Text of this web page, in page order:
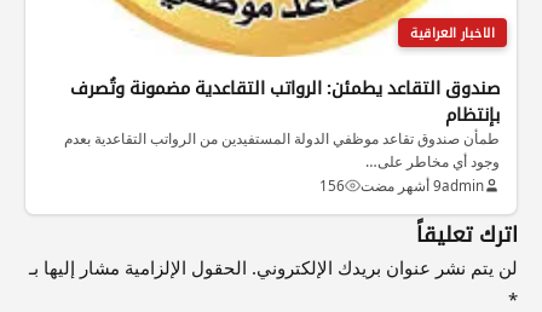
الاخبار العراقية
صندوق التقاعد يطمئن: الرواتب التقاعدية مضمونة وتُصرف
بإنتظام
طمأن صندوق تقاعد موظفي الدولة المستفيدين من الرواتب التقاعدية بعدم
وجود أي مخاطر على…
admin9 أشهر مضت 156
اترك تعليقاً
لن يتم نشر عنوان بريدك الإلكتروني. الحقول الإلزامية مشار إليها بـ
*